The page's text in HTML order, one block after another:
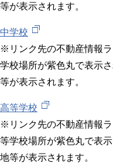
等が表示されます。
中学校
※リンク先の不動産情報
学校場所が紫色丸で表示
等が表示されます。
高等学校
※リンク先の不動産情報
等学校場所が紫色丸で表
地等が表示されます。